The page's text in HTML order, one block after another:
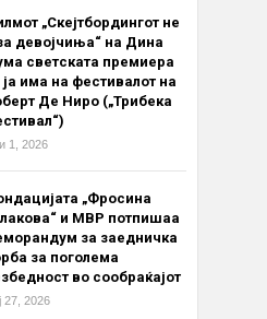
„Скејтбордингот не
девојчиња“ на Дина
светската премиера
ја има на фестивалот на
Де Ниро („Трибека
1, 2026
„Фросина
и МВР потпишаа
за заедничка
за поголема
во сообраќајот
27, 2026